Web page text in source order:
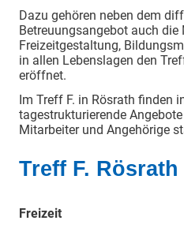
Dazu gehören neben dem
Betreuungsangebot auch
Freizeitgestaltung,
in allen Lebenslagen den
eröffnet.
Im Treff F. in Rösrath finden
tagestrukturierende
Mitarbeiter und Angehörige
Treff F. Rösrath
Freizeit